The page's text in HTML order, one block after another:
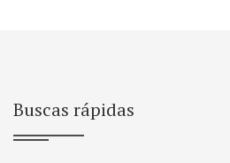
Buscas rápidas